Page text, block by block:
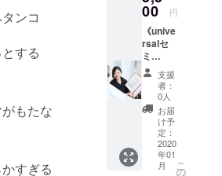
ンコ
する
もたな
すぎる
の道
（髪が
変われ
ば見た
目も変
わるー
10歳）
④人
それぞ
れの悩
は１月
の中
0 各セ
ミナー
受講さ
れた方
はセミ
ナー後
に面会
での相
談 個別
相談だ
けの方
は電話
or面談
どちら
00 円
《unive
rsalセ
ミ
ナー
②部
120
分 》
①
シャン
プーの
正しい
選び方
支援
者：
0人
お届
け予
定：
2020
年01
月
こ
の